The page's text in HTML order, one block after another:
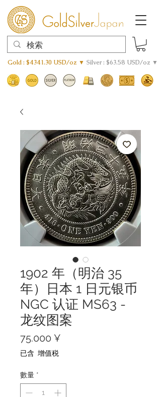
Gold : $4341.30 USD/oz ▼ Silver : $63.58 USD/oz ▼
1902 年（明治 35
年）日本 1 日元银币
NGC 认证 MS63 -
龙纹图案
75.000 ¥
已含 增值税
數量 *